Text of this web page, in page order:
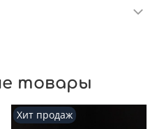
товары
Хит продаж